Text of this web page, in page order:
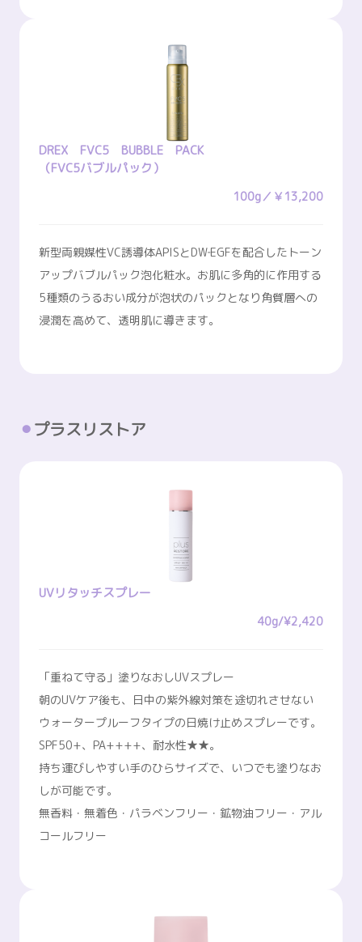
DREX FVC5 BUBBLE PACK
（FVC5バブルパック）
100g／￥13,200
新型両親媒性VC誘導体APISとDW‐EGFを配合したトーン
アップバブルパック泡化粧水。お肌に多角的に作用する
5種類のうるおい成分が泡状のパックとなり角質層への
浸潤を高めて、透明肌に導きます。
プラスリストア
UVリタッチスプレー
40g/¥2,420
「重ねて守る」塗りなおしUVスプレー
朝のUVケア後も、日中の紫外線対策を途切れさせない
ウォータープルーフタイプの日焼け止めスプレーです。
SPF50+、PA++++、耐水性★★。
持ち運びしやすい手のひらサイズで、いつでも塗りなお
しが可能です。
無香料・無着色・パラベンフリー・鉱物油フリー・アル
コールフリー